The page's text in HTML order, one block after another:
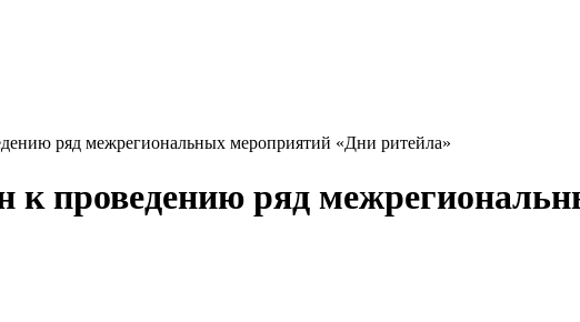
ряд межрегиональных мероприятий «Дни ритейла»
к проведению ряд